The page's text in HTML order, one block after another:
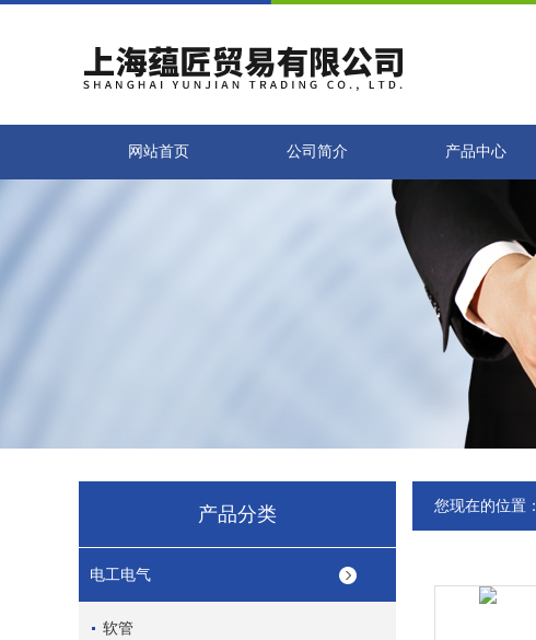
网站首页 公司简介 产品中心
产品分类
电工电气
软管
您现在的位置：